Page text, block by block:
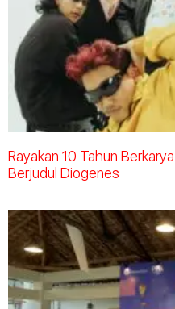
Rayakan 10 Tahun
Berjudul Diogenes